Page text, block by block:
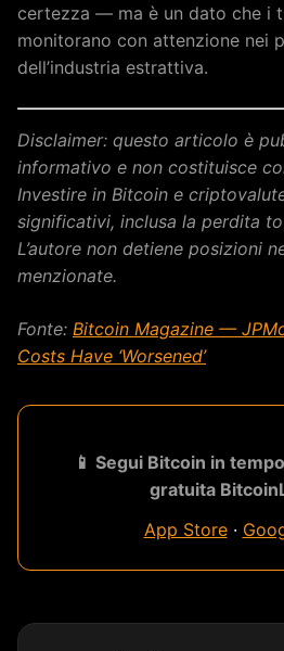
certezza — ma è un dato che i
monitorano con attenzione nei
dell’industria estrattiva.
Disclaimer: questo articolo è
informativo e non costituisce
Investire in Bitcoin e
significativi, inclusa la perdita
L’autore non detiene posizioni
menzionate.
Fonte: Bitcoin Magazine —
Costs Have ‘Worsened’
📱 Segui Bitcoin in
gratuita
App Store·